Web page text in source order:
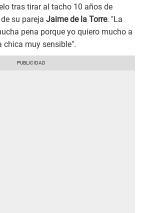
tras tirar al tacho 10 años de
su pareja Jaime de la Torre. "La
pena porque yo quiero mucho a
chica muy sensible".